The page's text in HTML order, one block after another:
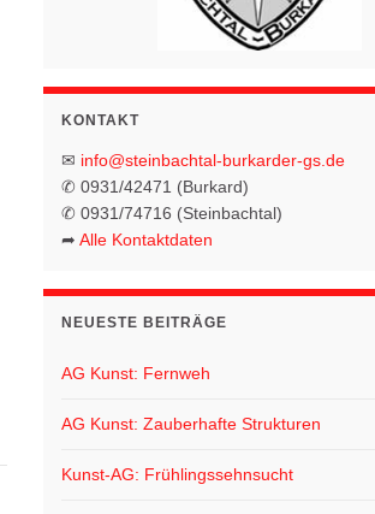
KONTAKT
✉ info@steinbachtal-burkarder-gs.de
✆ 0931/42471 (Burkard)
✆ 0931/74716 (Steinbachtal)
➦ Alle Kontaktdaten
NEUESTE BEITRÄGE
AG Kunst: Fernweh
AG Kunst: Zauberhafte Strukturen
Kunst-AG: Frühlingssehnsucht